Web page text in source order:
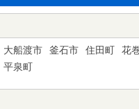
大船渡市 釜石市 住田町 花
平泉町